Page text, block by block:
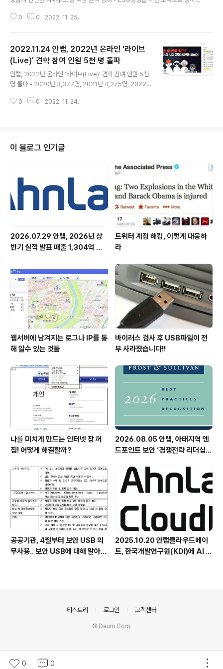
)이 국내 정보보안 기업 최초로 기업지배구조보고서를 발간했다. 안랩은 현행
시규정 상 올해부터 연간 자산총액 기준 1조원을 넘어선 기업에 대해 기업지배
구조보고서를 의무 제출하도록 하고 있다. 또한, 2024년엔 자산총액 기준 5천
억원 이상의 상장사에, 2026년부터는 유가증권시장(코스피) 모든 상장사에 기
업지배구조보고서를..
0 0 2022. 11. 25.
2022.11.24 안랩, 2022년 온라인 '라이브
(Live)' 견학 참여 인원 5천 명 돌파
안랩, 2022년 온라인 '라이브(Live)' 견학 참여 인원 5천
명 돌파 - 2020년 3,377명, 2021년 4,275명, 2022
기회 제공 - 코로나19로 진로 체험 기회가 축소된 학생들
록 노력 안랩(대표 강석균, www.ahnlab.com )이 2022
년 온라인 ‘라이브(Live) 견학’ 프로그램 참여 인원이 5천
명(11/24 현재 5,064명)을 돌파했다고 24일 밝혔다. 연
간 견학 참여 인원도 꾸준히 늘어 온라인 ‘라이브(Live) 견
학’ 첫해인 202..
0 0 2022. 11. 24.
이 블로그 인기글
2026.07.29 안랩, 2026년 상
반기 실적 발표 매출 1,304억 원,
트위터 계정 해킹, 이렇게 대응하
라
웹서버에 남겨지는 로그나 IP를 통
해 알수 있는 것들
바이러스 검사 후 USB파일이 전
부 사라졌습니다!!
나를 미치게 만드는 인터넷 창 꺼
짐! 어떻게 해결할까?
2026.08.05 안랩, 아태지역 엔
드포인트 보안 ‘경쟁전략 리더십’
공공기관, 4월부터 보안 USB 의
무사용.. 보안 USB에 대해 알아봅
2025.10.20 안랩클라우드메이
트, 한국개발연구원(KDI)에 AI 어
0 0
티스토리 로그인 고객센터
© Daum Corp.